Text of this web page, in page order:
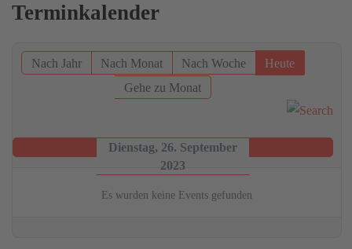
Terminkalender
Nach Jahr Nach Monat Nach Woche
Heute
Gehe zu Monat
Dienstag, 26. September
2023
Es wurden keine Events gefunden